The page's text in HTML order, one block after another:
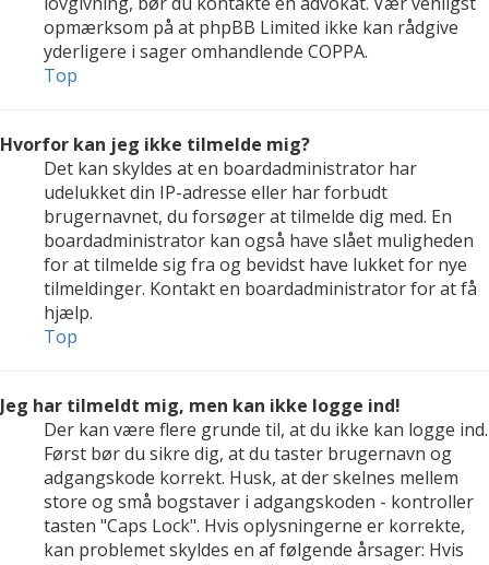
opmærksom på at phpBB Limited ikke kan rådgive
yderligere i sager omhandlende COPPA.
Top
Hvorfor kan jeg ikke tilmelde mig?
Det kan skyldes at en boardadministrator har
udelukket din IP-adresse eller har forbudt
brugernavnet, du forsøger at tilmelde dig med. En
boardadministrator kan også have slået muligheden
for at tilmelde sig fra og bevidst have lukket for nye
tilmeldinger. Kontakt en boardadministrator for at få
hjælp.
Top
Jeg har tilmeldt mig, men kan ikke logge ind!
Der kan være flere grunde til, at du ikke kan logge ind.
Først bør du sikre dig, at du taster brugernavn og
adgangskode korrekt. Husk, at der skelnes mellem
store og små bogstaver i adgangskoden - kontroller
tasten "Caps Lock". Hvis oplysningerne er korrekte,
kan problemet skyldes en af følgende årsager: Hvis